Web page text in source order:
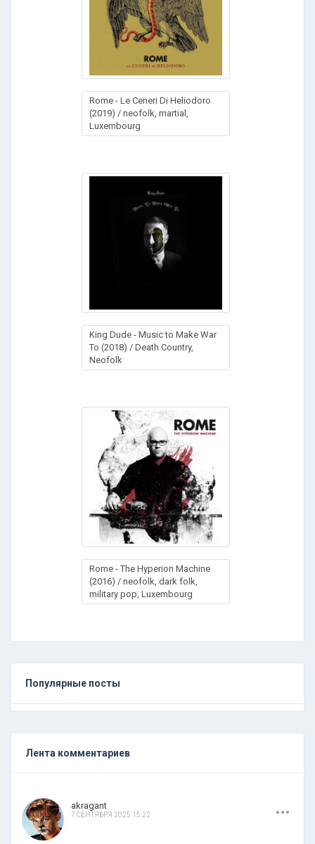
Rome - Le Ceneri Di Heliodoro
(2019) / neofolk, martial,
Luxembourg
King Dude - Music to Make War
To (2018) / Death Country,
Neofolk
Rome - The Hyperion Machine
(2016) / neofolk, dark folk,
military pop, Luxembourg
Популярные посты
Лента комментариев
akragant
7 СЕНТЯБРЯ 2025 15:22 ...